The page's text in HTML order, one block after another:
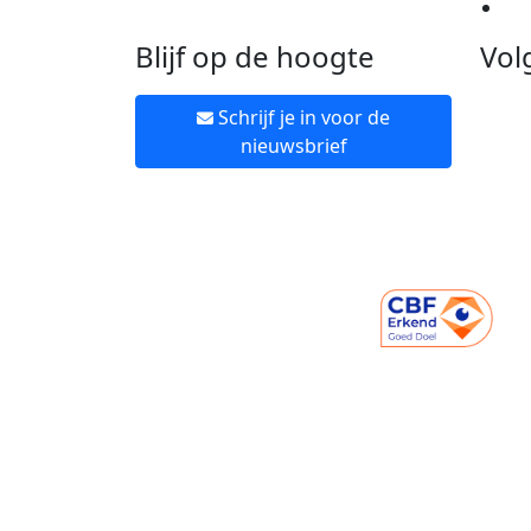
Blijf op de hoogte
Schrijf je in voor de
nieuwsbrief